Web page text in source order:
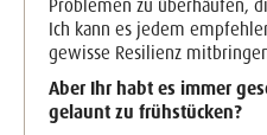
Problemen zu überhäufen,
Ich kann es jedem
gewisse Resilienz
Aber Ihr habt es immer
gelaunt zu frühstücken?